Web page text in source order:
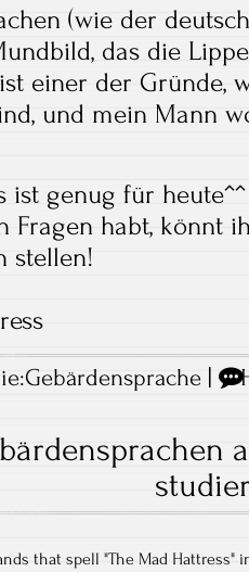
(wie der
das die
einer der Gründe,
und mein Mann
ist genug für heute^^
Fragen habt, könnt
stellen!
Gebärdensprache |